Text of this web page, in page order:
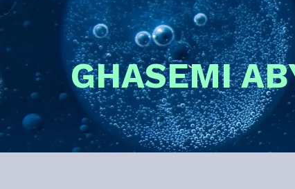
GHASEMI